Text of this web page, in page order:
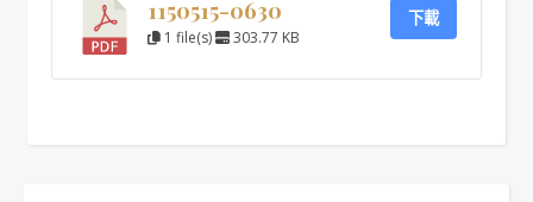
1150515-0630
1 file(s) 303.77 KB
下載